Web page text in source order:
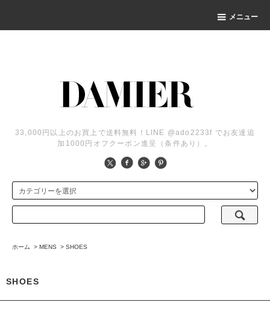
メニュー
33,000円以上のお買上で送料無料！LINE @ado2233f でお友達追
加1000円オフクーポン進呈（条件あり）。
ホーム > MENS > SHOES
SHOES